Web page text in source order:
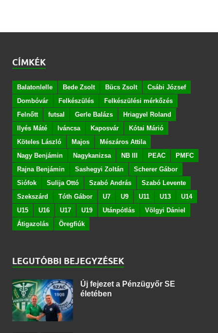
CÍMKÉK
Balatonlelle Bede Zsolt Bücs Zsolt
Csábi József
Dombóvár
Felkészülés
Felkészülési mérkőzés
Felnőtt
futsal Gerle Balázs
Hriagyel Roland
Ilyés Máté
Iváncsa Kaposvár
Kótai Márió
Köteles László
Majos
Mészáros Attila
Nagy Benjámin
Nagykanizsa NB III PEAC
PMFC
Rajna Benjámin
Sashegyi Zoltán
Scherer Gábor
Siófok
Sulija Ottó Szabó András
Szabó Levente
Szekszárd
Tóth Gábor U7 U9 U11 U13
U14
U15
U16 U17 U19 Utánpótlás
Völgyi Dániel
Átigazolás
Öregfiúk
LEGUTÓBBI BEJEGYZÉSEK
Új fejezet a Pénzügyőr SE
életében